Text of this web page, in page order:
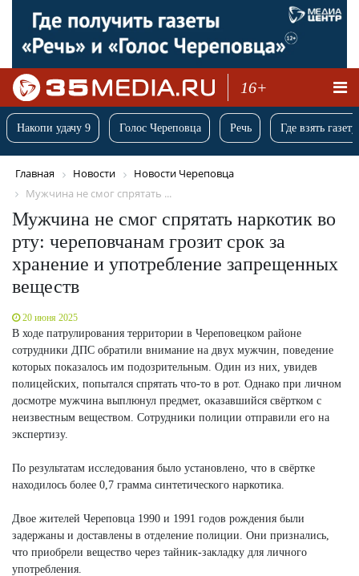
16+
Накопи удачу 9 Голос Череповца Речь Где взять
Главная Новости
Новости Череповца
Мужчина не смог спрятать ...
Мужчина не смог спрятать наркотик во
рту: череповчанам грозит срок за
хранение и употребление запрещенных
веществ
20 июня 2025
В ходе патрулирования территории в Череповецком районе
сотрудники ДПС обратили внимание на двух мужчин, поведение
которых показалось им подозрительным. Один из них, увидев
полицейских, попытался спрятать что-то в рот. Однако при личном
досмотре мужчина выплюнул предмет, оказавшийся свёртком с
неизвестным веществом. Сотрудники полиции отправили его на
экспертизу.
По результатам исследования было установлено, что в свёртке
находилось более 0,7 грамма синтетического наркотика.
Двое жителей Череповца 1990 и 1991 годов рождения были
задержаны и доставлены в отделение полиции. Они признались,
что приобрели вещество через тайник-закладку для личного
употребления.